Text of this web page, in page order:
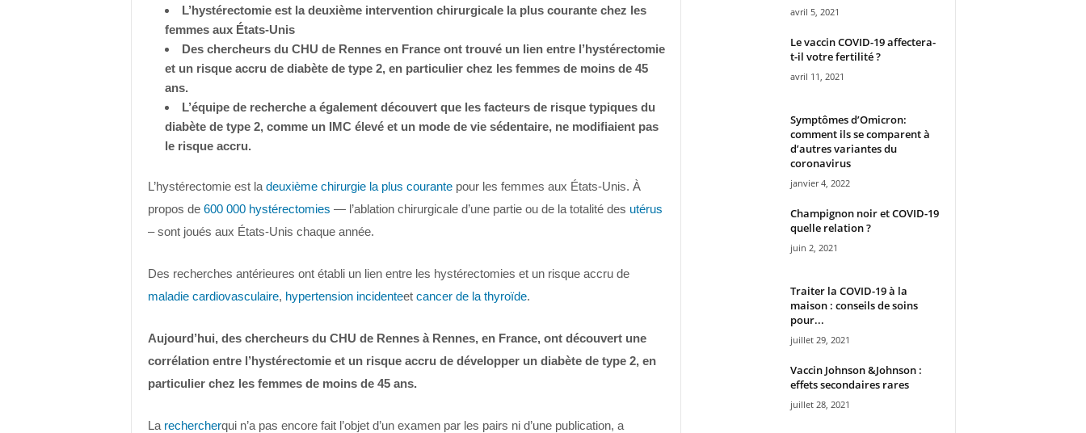
L’hystérectomie est la deuxième intervention chirurgicale la plus courante chez les
femmes aux États-Unis
Des chercheurs du CHU de Rennes en France ont trouvé un lien entre l’hystérectomie
et un risque accru de diabète de type 2, en particulier chez les femmes de moins de 45
ans.
L’équipe de recherche a également découvert que les facteurs de risque typiques du
diabète de type 2, comme un IMC élevé et un mode de vie sédentaire, ne modifiaient pas
le risque accru.
L’hystérectomie est la deuxième chirurgie la plus courantepour les femmes aux États-Unis. À
propos de 600 000 hystérectomies — l’ablation chirurgicale d’une partie ou de la totalité des utérus
– sont joués aux États-Unis chaque année.
Des recherches antérieures ont établi un lien entre les hystérectomies et un risque accru de
maladie cardiovasculaire, hypertension incidenteet cancer de la thyroïde.
Aujourd’hui, des chercheurs du CHU de Rennes à Rennes, en France, ont découvert une
corrélation entre l’hystérectomie et un risque accru de développer un diabète de type 2, en
particulier chez les femmes de moins de 45 ans.
La rechercherqui n’a pas encore fait l’objet d’un examen par les pairs ni d’une publication, a
avril 5, 2021
Le vaccin COVID-19 affectera-
t-il votre fertilité ?
avril 11, 2021
Symptômes d’Omicron:
comment ils se comparent à
d’autres variantes du
coronavirus
janvier 4, 2022
Champignon noir et COVID-19
quelle relation ?
juin 2, 2021
Traiter la COVID-19 à la
maison : conseils de soins
pour...
juillet 29, 2021
Vaccin Johnson &Johnson :
effets secondaires rares
juillet 28, 2021